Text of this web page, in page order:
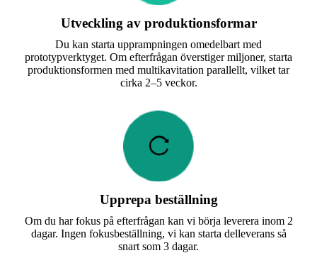
Utveckling av produktionsformar
Du kan starta upprampningen omedelbart med
prototypverktyget. Om efterfrågan överstiger miljoner, starta
produktionsformen med multikavitation parallellt, vilket tar
cirka 2–5 veckor.
Upprepa beställning
Om du har fokus på efterfrågan kan vi börja leverera inom 2
dagar. Ingen fokusbeställning, vi kan starta delleverans så
snart som 3 dagar.